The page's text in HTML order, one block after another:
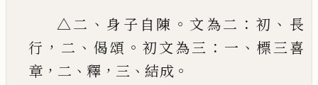
△二 、 身 子自陳 。 文為二 ： 初 、 長
行 ， 二 、 偈頌 。 初文為三 ： 一 、 標三喜
章 ， 二 、 釋 ， 三 、 結成 。